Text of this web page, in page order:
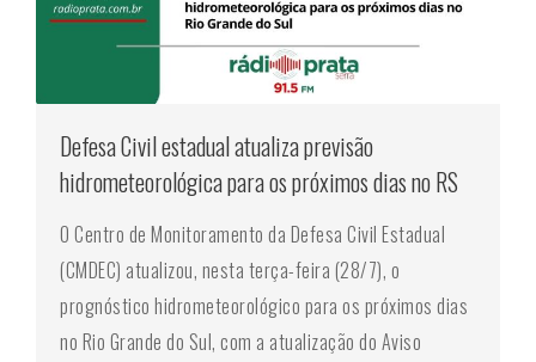
Defesa Civil estadual atualiza previsão
hidrometeorológica para os próximos dias no RS
O Centro de Monitoramento da Defesa Civil Estadual
(CMDEC) atualizou, nesta terça-feira (28/7), o
prognóstico hidrometeorológico para os próximos dias
no Rio Grande do Sul, com a atualização do Aviso